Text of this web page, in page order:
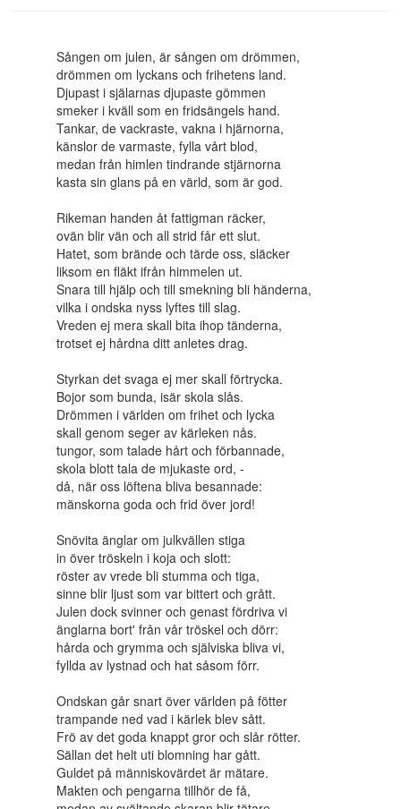
Sången om julen, är sången om drömmen,
drömmen om lyckans och frihetens land.
Djupast i själarnas djupaste gömmen
smeker i kväll som en fridsängels hand.
Tankar, de vackraste, vakna i hjärnorna,
känslor de varmaste, fylla vårt blod,
medan från himlen tindrande stjärnorna
kasta sin glans på en värld, som är god.
Rikeman handen åt fattigman räcker,
ovän blir vän och all strid får ett slut.
Hatet, som brände och tärde oss, släcker
liksom en fläkt ifrån himmelen ut.
Snara till hjälp och till smekning bli händerna,
vilka i ondska nyss lyftes till slag.
Vreden ej mera skall bita ihop tänderna,
trotset ej hårdna ditt anletes drag.
Styrkan det svaga ej mer skall förtrycka.
Bojor som bunda, isär skola slås.
Drömmen i världen om frihet och lycka
skall genom seger av kärleken nås.
tungor, som talade hårt och förbannade,
skola blott tala de mjukaste ord, -
då, när oss löftena bliva besannade:
mänskorna goda och frid över jord!
Snövita änglar om julkvällen stiga
in över tröskeln i koja och slott:
röster av vrede bli stumma och tiga,
sinne blir ljust som var bittert och grått.
Julen dock svinner och genast fördriva vi
änglarna bort' från vår tröskel och dörr:
hårda och grymma och själviska bliva vi,
fyllda av lystnad och hat såsom förr.
Ondskan går snart över världen på fötter
trampande ned vad i kärlek blev sått.
Frö av det goda knappt gror och slår rötter.
Sällan det helt uti blomning har gått.
Guldet på människovärdet är mätare.
Makten och pengarna tillhör de få,